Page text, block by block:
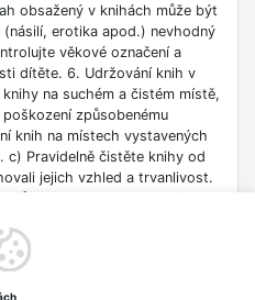
obsažený v knihách může být
erotika apod.) nevhodný
věkové označení a
dítěte. 6. Udržování knih v
na suchém a čistém místě,
způsobenému
knih na místech vystavených
Pravidelně čistěte knihy od
jejich vzhled a trvanlivost.
b) Věnujte pozornost datu
oblastech se rychle